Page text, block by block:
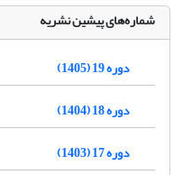
شماره‌های پیشین نشریه
دوره 19 (1405)
دوره 18 (1404)
دوره 17 (1403)